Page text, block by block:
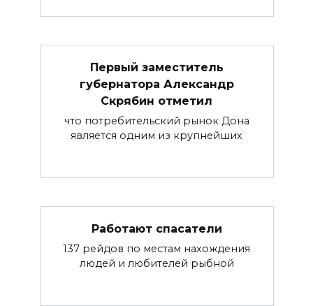
Первый заместитель
губернатора Александр
Скрябин отметил
что потребительский рынок Дона
является одним из крупнейших
Работают спасатели
137 рейдов по местам нахождения
людей и любителей рыбной